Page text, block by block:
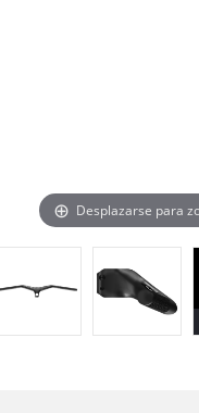
Desplazarse para